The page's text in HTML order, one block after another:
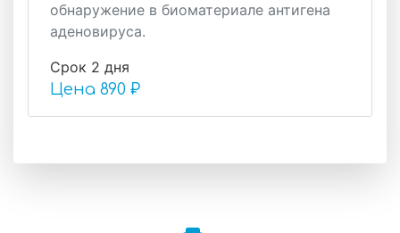
обнаружение в биоматериале антигена
аденовируса.
Срок 2 дня
Цена 890 ₽